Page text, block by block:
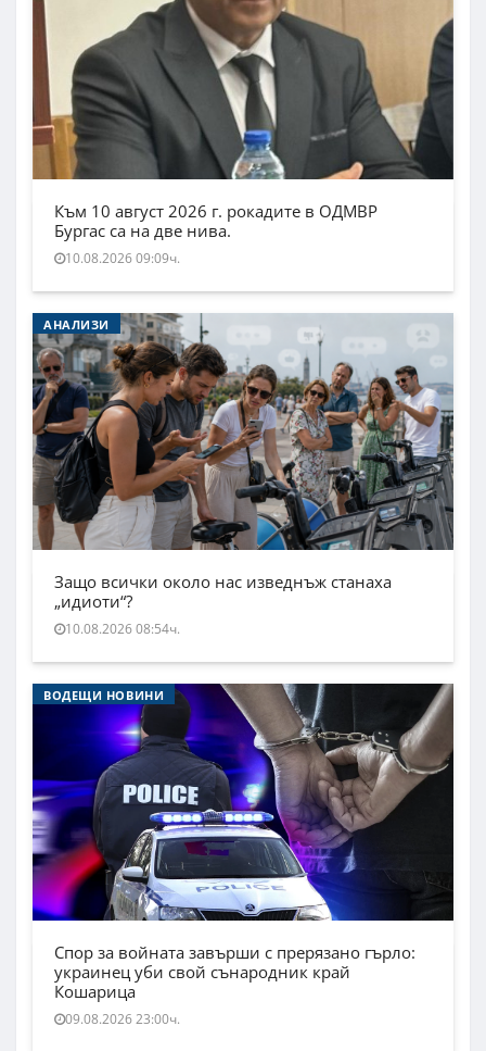
Към 10 август 2026 г. рокадите в ОДМВР
Бургас са на две нива.
10.08.2026 09:09ч.
АНАЛИЗИ
Защо всички около нас изведнъж станаха
„идиоти“?
10.08.2026 08:54ч.
ВОДЕЩИ НОВИНИ
Спор за войната завърши с прерязано гърло:
украинец уби свой сънародник край
Кошарица
09.08.2026 23:00ч.